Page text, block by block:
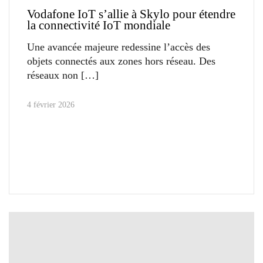
Vodafone IoT s’allie à Skylo pour étendre
la connectivité IoT mondiale
Une avancée majeure redessine l’accès des
objets connectés aux zones hors réseau. Des
réseaux non
4 février 2026